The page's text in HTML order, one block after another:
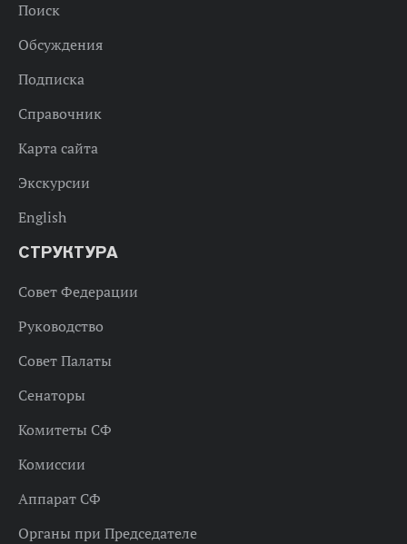
Поиск
Обсуждения
Подписка
Справочник
Карта сайта
Экскурсии
English
СТРУКТУРА
Совет Федерации
Руководство
Совет Палаты
Сенаторы
Комитеты СФ
Комиссии
Аппарат СФ
Органы при Председателе